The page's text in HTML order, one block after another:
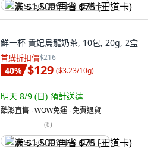
满 $1,500 再省 $75 (王道卡)
鮮一杯 貴妃烏龍奶茶, 10包, 20g, 2盒
首購折扣價$216
40% $129 ($3.23/10g)
明天 8/9 (日) 預計送達
酷澎直售 ∙ WOW免運 ∙ 免費退貨
(8)
满 $1,500 再省 $75 (王道卡)